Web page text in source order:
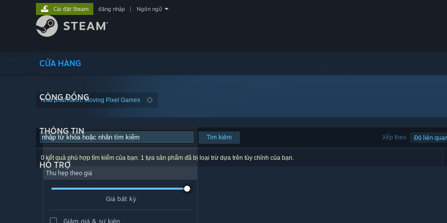
CỬA HÀNG
CỘNG ĐỒNG
THÔNG TIN
HỖ TRỢ
Cài đặt Steam đăng nhập Ngôn ngữ
Nhà phát hành: Moving Pixel Games
Xếp theo Độ liên
Tìm kiếm
0 kết quả phù hợp tìm kiếm của bạn. 1 tựa sản phẩm đã bị loại trừ dựa trên tùy chỉnh của bạn.
Thu hẹp theo giá
Giá bất kỳ
Giảm giá & sự kiện